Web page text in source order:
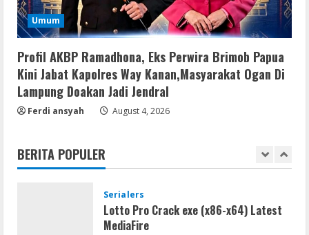
Umum
Profil AKBP Ramadhona, Eks Perwira Brimob Papua
Kini Jabat Kapolres Way Kanan,Masyarakat Ogan Di
Lampung Doakan Jadi Jendral
Ferdi ansyah August 4, 2026
BERITA POPULER
5
VL
Microsoft 365 Home & Business With
August 5, 2026
1
VL
Office 2019 x86 Setup ENG Frее
Serialers
Lotto Pro Crack exe (x86-x64) Latest
MediaFire